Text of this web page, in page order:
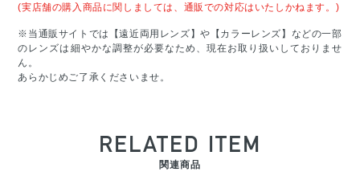
(実店舗の購入商品に関しましては、通販での対応はいたしかねます。)
※当通販サイトでは【遠近両用レンズ】や【カラーレンズ】などの一部
のレンズは細やかな調整が必要なため、現在お取り扱いしておりませ
ん。
あらかじめご了承くださいませ。
RELATED ITEM
関連商品